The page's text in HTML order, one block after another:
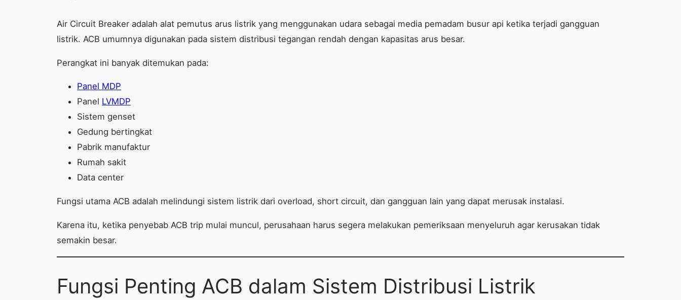
Air Circuit Breaker adalah alat pemutus arus listrik yang menggunakan udara sebagai media pemadam busur api ketika terjadi gangguan
listrik. ACB umumnya digunakan pada sistem distribusi tegangan rendah dengan kapasitas arus besar.
Perangkat ini banyak ditemukan pada:
Panel MDP
Panel LVMDP
Sistem genset
Gedung bertingkat
Pabrik manufaktur
Rumah sakit
Data center
Fungsi utama ACB adalah melindungi sistem listrik dari overload, short circuit, dan gangguan lain yang dapat merusak instalasi.
Karena itu, ketika penyebab ACB trip mulai muncul, perusahaan harus segera melakukan pemeriksaan menyeluruh agar kerusakan tidak
semakin besar.
Fungsi Penting ACB dalam Sistem Distribusi Listrik